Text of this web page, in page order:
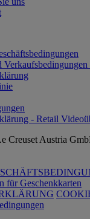
- Retail
Creuset Austria
für Geschenkkarten